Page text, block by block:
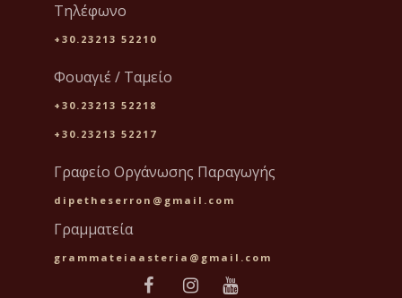
Τηλέφωνο
+30.23213 52210
Φουαγιέ / Ταμείο
+30.23213 52218
+30.23213 52217
Γραφείο Οργάνωσης Παραγωγής
dipetheserron@gmail.com
Γραμματεία
grammateiaasteria@gmail.com